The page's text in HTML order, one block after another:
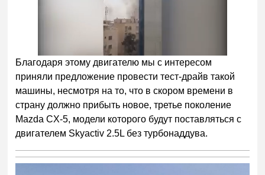
Благодаря этому двигателю мы с интересом
приняли предложение провести тест-драйв такой
машины, несмотря на то, что в скором времени в
страну должно прибыть новое, третье поколение
Mazda CX-5, модели которого будут поставляться с
двигателем Skyactiv 2.5L без турбонаддува.